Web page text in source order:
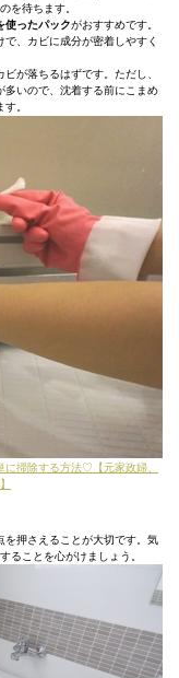
を待ちます。
使ったパックがおすすめです。
、カビに成分が密着しやすく
が落ちるはずです。ただし、
多いので、沈着する前にこまめ
。
掃除する方法♡【元家政婦、
を押さえることが大切です。気
ることを心がけましょう。